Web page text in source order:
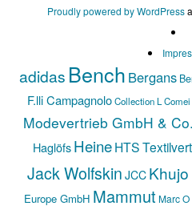
Proudly powered by WordPress
adidas Bench Bergans
F.lli CampagnoloCollection L
Modevertrieb GmbH &
HaglöfsHeineHTS
Jack Wolfskin JCC Khujo
Europe GmbH Mammut Marc